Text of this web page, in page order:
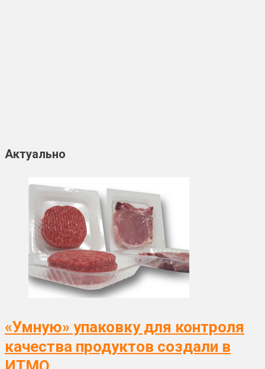
Актуально
«Умную» упаковку для контроля
качества продуктов создали в